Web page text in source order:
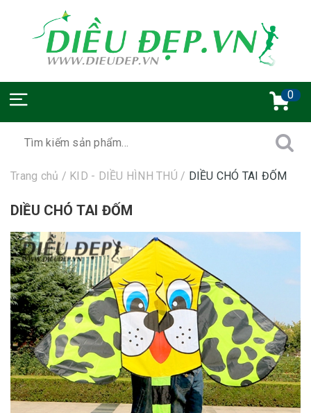
0
Trang chủ / KID - DIỀU HÌNH THÚ / DIỀU CHÓ TAI ĐỐM
DIỀU CHÓ TAI ĐỐM